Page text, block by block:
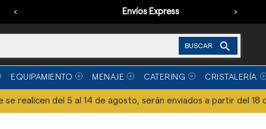
Envíos Express
‹ ›
BUSCAR 
EQUIPAMIENTO MENAJE CATERING CRISTALERÍA
se realicen del 5 al 14 de agosto, serán enviados a partir del